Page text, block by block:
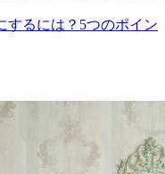
するには？5つのポイン